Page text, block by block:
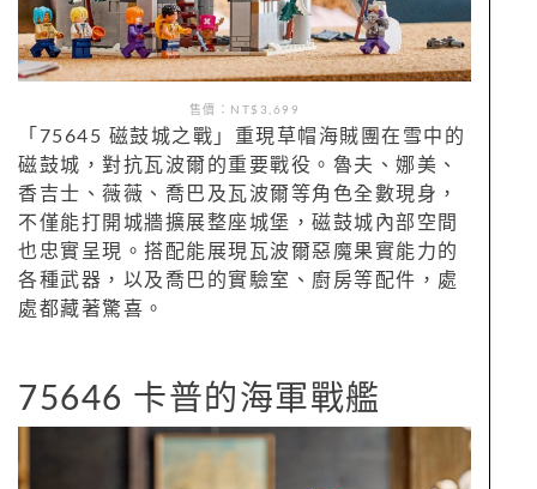
售價：NT$3,699
「75645 磁鼓城之戰」重現草帽海賊團在雪中的
磁鼓城，對抗瓦波爾的重要戰役。魯夫、娜美、
香吉士、薇薇、喬巴及瓦波爾等角色全數現身，
不僅能打開城牆擴展整座城堡，磁鼓城內部空間
也忠實呈現。搭配能展現瓦波爾惡魔果實能力的
各種武器，以及喬巴的實驗室、廚房等配件，處
處都藏著驚喜。
75646 卡普的海軍戰艦